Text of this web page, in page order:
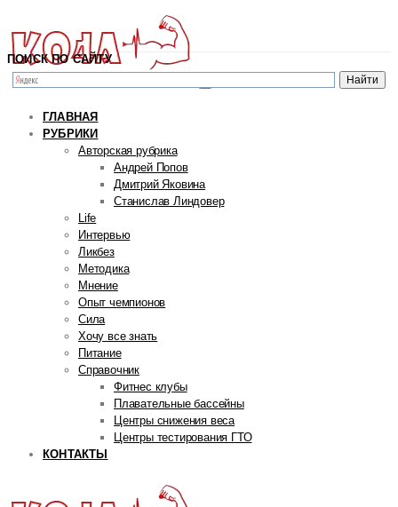
ПОИСК ПО САЙТУ
ГЛАВНАЯ
РУБРИКИ
Авторская рубрика
Андрей Попов
Дмитрий Яковина
Станислав Линдовер
Life
Интервью
Ликбез
Методика
Мнение
Опыт чемпионов
Сила
Хочу все знать
Питание
Справочник
Фитнес клубы
Плавательные бассейны
Центры снижения веса
Центры тестирования ГТО
КОНТАКТЫ